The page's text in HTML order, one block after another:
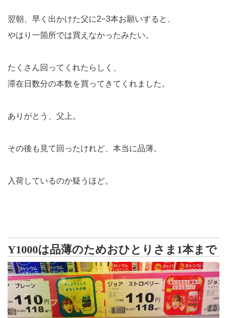
翌朝、早く出かけた父に2−3本お願いすると、
やはり一箇所では買えなかったみたい。
たくさん回ってくれたらしく、
滞在日数分の本数を買ってきてくれました。
ありがとう、父上。
その後も見て回ったけれど、本当に品薄。
入荷しているのか疑うほど。
Y1000は品薄のためおひとりさま1本まで